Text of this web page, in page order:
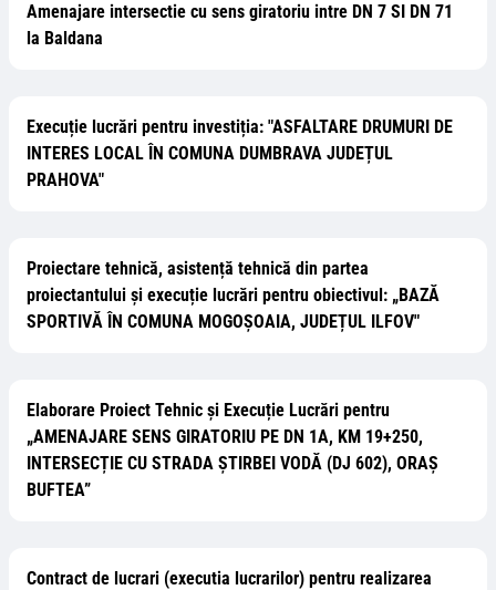
Amenajare intersectie cu sens giratoriu intre DN 7 SI DN 71
la Baldana
Execuție lucrări pentru investiția: "ASFALTARE DRUMURI DE
INTERES LOCAL ÎN COMUNA DUMBRAVA JUDEȚUL
PRAHOVA"
Proiectare tehnică, asistență tehnică din partea
proiectantului și execuție lucrări pentru obiectivul: „BAZĂ
SPORTIVĂ ÎN COMUNA MOGOȘOAIA, JUDEȚUL ILFOV"
Elaborare Proiect Tehnic și Execuție Lucrări pentru
„AMENAJARE SENS GIRATORIU PE DN 1A, KM 19+250,
INTERSECȚIE CU STRADA ȘTIRBEI VODĂ (DJ 602), ORAȘ
BUFTEA”
Contract de lucrari (executia lucrarilor) pentru realizarea